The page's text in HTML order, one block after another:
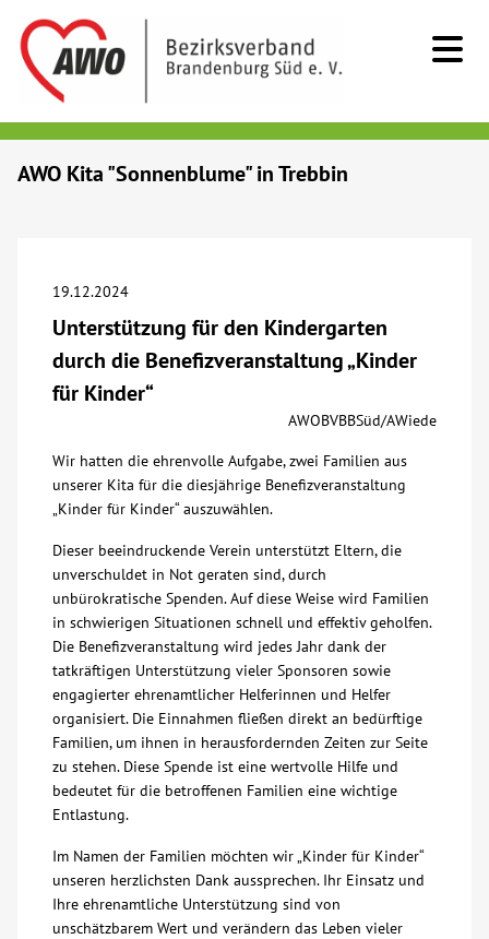
Beratung & Hilfe
Begegnung
Bildung
Veranstaltungen
Spenden
Mitmachen
Karriere
Glossar
AWO Kita "Sonnenblume" in Trebbin
19.12.2024
Unterstützung für den Kindergarten
durch die Benefizveranstaltung „Kinder
für Kinder“
AWOBVBBSüd/AWiede
Wir hatten die ehrenvolle Aufgabe, zwei Familien aus
unserer Kita für die diesjährige Benefizveranstaltung
„Kinder für Kinder“ auszuwählen.
Dieser beeindruckende Verein unterstützt Eltern, die
unverschuldet in Not geraten sind, durch
unbürokratische Spenden. Auf diese Weise wird Familien
in schwierigen Situationen schnell und effektiv geholfen.
Die Benefizveranstaltung wird jedes Jahr dank der
tatkräftigen Unterstützung vieler Sponsoren sowie
engagierter ehrenamtlicher Helferinnen und Helfer
organisiert. Die Einnahmen fließen direkt an bedürftige
Familien, um ihnen in herausfordernden Zeiten zur Seite
zu stehen. Diese Spende ist eine wertvolle Hilfe und
bedeutet für die betroffenen Familien eine wichtige
Entlastung.
Im Namen der Familien möchten wir „Kinder für Kinder“
unseren herzlichsten Dank aussprechen. Ihr Einsatz und
Ihre ehrenamtliche Unterstützung sind von
unschätzbarem Wert und verändern das Leben vieler